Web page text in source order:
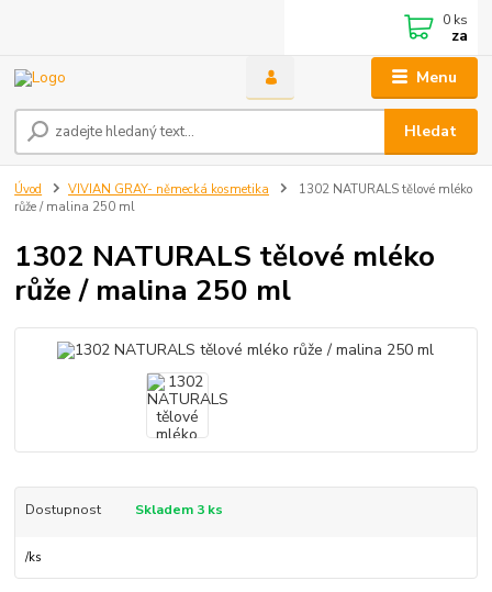
Menu
Hledat
0 ks
za
Úvod VIVIAN GRAY- německá kosmetika
1302 NATURALS tělové mléko
růže / malina 250 ml
1302 NATURALS tělové mléko
růže / malina 250 ml
Dostupnost Skladem 3 ks
/ks